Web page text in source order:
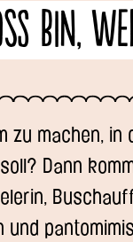
bin,
zu machen,
Dann
und